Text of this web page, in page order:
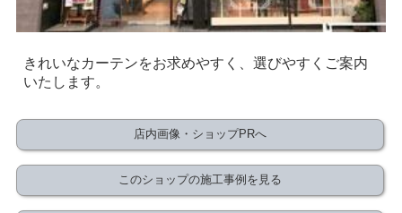
きれいなカーテンをお求めやすく、選びやすくご案内
いたします。
店内画像・ショップPRへ
このショップの施工事例を見る